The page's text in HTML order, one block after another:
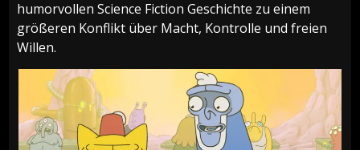
humorvollen Science Fiction Geschichte zu einem
größeren Konflikt über Macht, Kontrolle und freien
Willen.